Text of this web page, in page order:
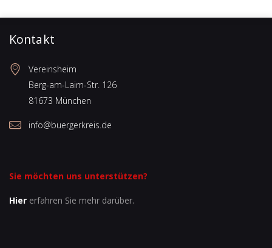
Kontakt
Vereinsheim
Berg-am-Laim-Str. 126
81673 München
info@buergerkreis.de
Sie möchten uns unterstützen?
Hier erfahren Sie mehr darüber.